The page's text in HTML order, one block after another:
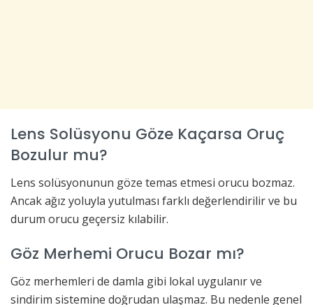
Lens Solüsyonu Göze Kaçarsa Oruç
Bozulur mu?
Lens solüsyonunun göze temas etmesi orucu bozmaz.
Ancak ağız yoluyla yutulması farklı değerlendirilir ve bu
durum orucu geçersiz kılabilir.
Göz Merhemi Orucu Bozar mı?
Göz merhemleri de damla gibi lokal uygulanır ve
sindirim sistemine doğrudan ulaşmaz. Bu nedenle genel